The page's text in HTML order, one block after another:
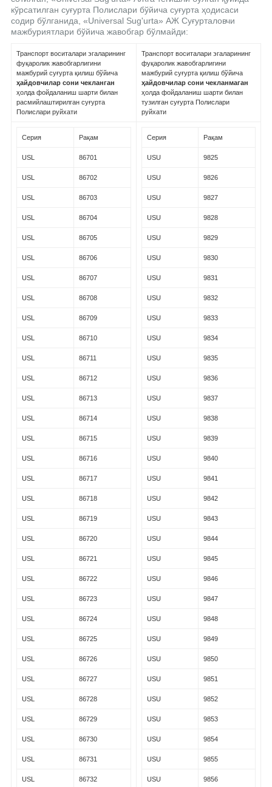
кўрсатилган суғурта Полислари бўйича суғурта ҳодисаси
содир бўлганида, «Universal Sug'urta» АЖ Суғурталовчи
мажбуриятлари бўйича жавобгар бўлмайди:
Транспорт воситалари эгаларининг
фуқаролик жавобгарлигини
мажбурий суғурта қилиш бўйича
ҳайдовчилар сони чекланган
ҳолда фойдаланиш шарти билан
расмийлаштирилган суғурта
Полислари руйхати
Транспорт воситалари эгаларининг
фуқаролик жавобгарлигини
мажбурий суғурта қилиш бўйича
ҳайдовчилар сони чекланмаган
ҳолда фойдаланиш шарти билан
тузилган суғурта Полислари
руйхати
Серия Рақам
USL 86701
USL 86702
USL 86703
USL 86704
USL 86705
USL 86706
USL 86707
USL 86708
USL 86709
USL 86710
USL 86711
USL 86712
USL 86713
USL 86714
USL 86715
USL 86716
USL 86717
USL 86718
USL 86719
USL 86720
USL 86721
USL 86722
USL 86723
USL 86724
USL 86725
USL 86726
USL 86727
USL 86728
USL 86729
USL 86730
USL 86731
USL 86732
Серия Рақам
USU 9825
USU 9826
USU 9827
USU 9828
USU 9829
USU 9830
USU 9831
USU 9832
USU 9833
USU 9834
USU 9835
USU 9836
USU 9837
USU 9838
USU 9839
USU 9840
USU 9841
USU 9842
USU 9843
USU 9844
USU 9845
USU 9846
USU 9847
USU 9848
USU 9849
USU 9850
USU 9851
USU 9852
USU 9853
USU 9854
USU 9855
USU 9856